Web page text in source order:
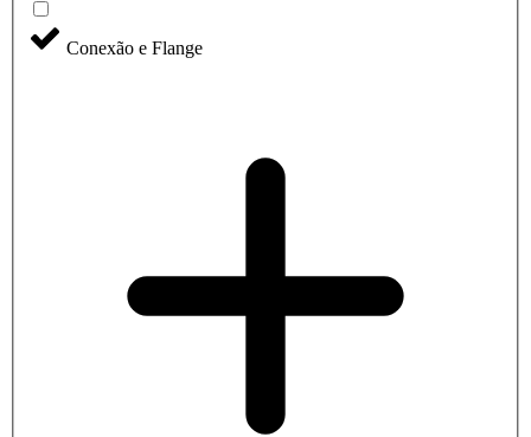
Conexão e Flange